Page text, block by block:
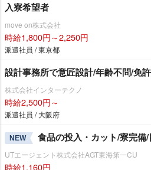
入寮希望者
move on株式会社
時給1,800円～2,250円
派遣社員 / 東京都
設計事務所で意匠設計/年齢不問/免
株式会社インターテクノ
時給2,500円～
派遣社員 / 大阪府
NEW 食品の投入・カット/寮完備
UTエージェント株式会社AGT東海第一CU
時給1,160円